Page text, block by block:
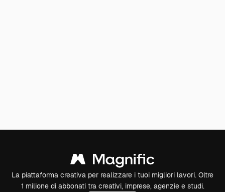
La piattaforma creativa per realizzare i tuoi migliori lavori. Oltre
1 milione di abbonati tra creativi, imprese, agenzie e studi.